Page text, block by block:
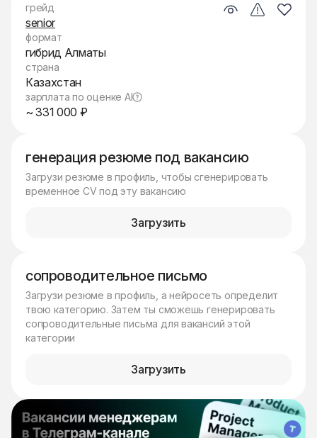
генерация резюме под вакансию
Загрузи резюме в профиль, чтобы сгенерировать
временное CV под эту вакансию
Загрузить
сопроводительное письмо
Загрузи резюме в профиль, а нейросеть определит
твою категорию. Затем ты сможешь генерировать
сопроводительные письма для вакансий этой
категории
Загрузить
грейд
senior
формат
гибрид Алматы
страна
Казахстан
зарплата по оценке AI
~ 331 000 ₽